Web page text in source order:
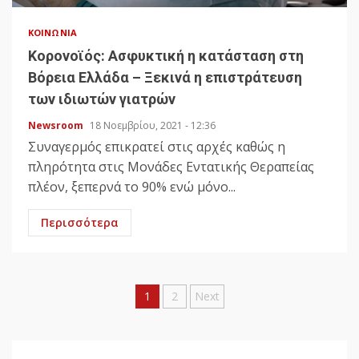
ΚΟΙΝΩΝΊΑ
Κορονοϊός: Ασφυκτική η κατάσταση στη
Βόρεια Ελλάδα – Ξεκινά η επιστράτευση
των ιδιωτών γιατρών
Newsroom 18 Νοεμβρίου, 2021 - 12:36
Συναγερμός επικρατεί στις αρχές καθώς η
πληρότητα στις Μονάδες Εντατικής Θεραπείας
πλέον, ξεπερνά το 90% ενώ μόνο...
Περισσότερα
Σελιδοποίηση
1 2 Next